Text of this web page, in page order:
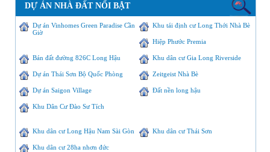
DỰ ÁN NHÀ ĐẤT NỔI BẬT
Dự án Vinhomes Green Paradise Cần
Giờ
Khu tái định cư Long Thới Nhà Bè
Hiệp Phước Premia
Bán đất đường 826C Long Hậu Khu dân cư Gia Long Riverside
Dự án Thái Sơn Bộ Quốc Phòng Zeitgeist Nhà Bè
Dự án Saigon Village Đất nền long hậu
Khu Dân Cư Đào Sư Tích
Khu dân cư Long Hậu Nam Sài Gòn Khu dân cư Thái Sơn
Khu dân cư 28ha nhơn đức